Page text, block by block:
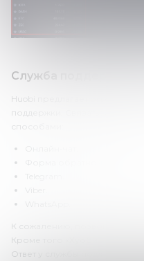
Служба поддержки
Huobi предлагает
поддержки. Связаться с
способами:
К сожалению, позвонить в
Кроме того «Хуоби» не
Ответ у службы поддержки